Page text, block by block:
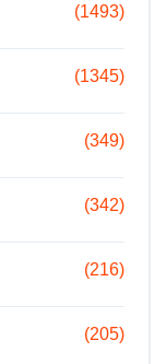
(1493)
(1345)
(349)
(342)
(216)
(205)